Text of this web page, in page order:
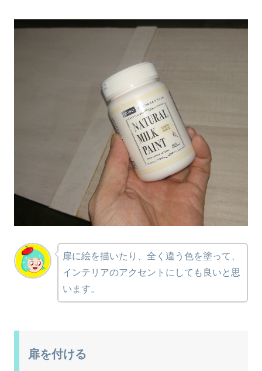
扉に絵を描いたり、全く違う色を塗って、
インテリアのアクセントにしても良いと思
います。
扉を付ける